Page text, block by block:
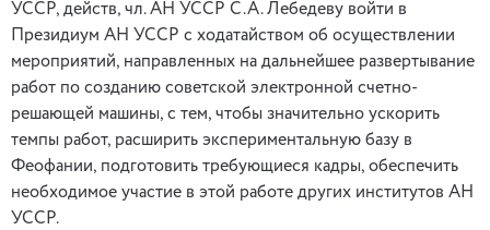
УССР, действ, чл. АН УССР С.А. Лебедеву войти в
Президиум АН УССР с ходатайством об осуществлении
мероприятий, направленных на дальнейшее развертывание
работ по созданию советской электронной счетно-
решающей машины, с тем, чтобы значительно ускорить
темпы работ, расширить экспериментальную базу в
Феофании, подготовить требующиеся кадры, обеспечить
необходимое участие в этой работе других институтов АН
УССР.